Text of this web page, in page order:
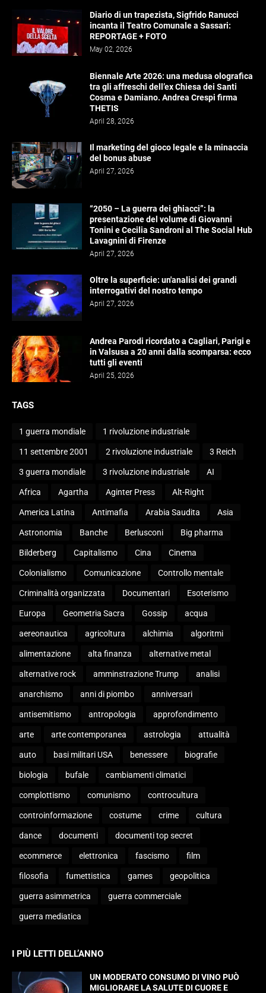
Diario di un trapezista, Sigfrido Ranucci
incanta il Teatro Comunale a Sassari:
REPORTAGE + FOTO
May 02, 2026
Biennale Arte 2026: una medusa olografica
tra gli affreschi dell’ex Chiesa dei Santi
Cosma e Damiano. Andrea Crespi firma
THETIS
April 28, 2026
Il marketing del gioco legale e la minaccia
del bonus abuse
April 27, 2026
“2050 – La guerra dei ghiacci”: la
presentazione del volume di Giovanni
Tonini e Cecilia Sandroni al The Social Hub
Lavagnini di Firenze
April 27, 2026
Oltre la superficie: un'analisi dei grandi
interrogativi del nostro tempo
April 27, 2026
Andrea Parodi ricordato a Cagliari, Parigi e
in Valsusa a 20 anni dalla scomparsa: ecco
tutti gli eventi
April 25, 2026
TAGS
1 guerra mondiale 1 rivoluzione industriale
11 settembre 2001 2 rivoluzione industriale 3 Reich
3 guerra mondiale 3 rivoluzione industriale AI
Africa Agartha Aginter Press Alt-Right
America Latina Antimafia Arabia Saudita Asia
Astronomia Banche Berlusconi Big pharma
Bilderberg Capitalismo Cina Cinema
Colonialismo Comunicazione Controllo mentale
Criminalità organizzata Documentari Esoterismo
Europa Geometria Sacra Gossip acqua
aereonautica agricoltura alchimia algoritmi
alimentazione alta finanza alternative metal
alternative rock amminstrazione Trump analisi
anarchismo anni di piombo anniversari
antisemitismo antropologia approfondimento
arte arte contemporanea astrologia attualità
auto basi militari USA benessere biografie
biologia bufale cambiamenti climatici
complottismo comunismo controcultura
controinformazione costume crime cultura
dance documenti documenti top secret
ecommerce elettronica fascismo film
filosofia fumettistica games geopolitica
guerra asimmetrica guerra commerciale
guerra mediatica
I PIÙ LETTI DELL’ANNO
UN MODERATO CONSUMO DI VINO PUÒ
MIGLIORARE LA SALUTE DI CUORE E